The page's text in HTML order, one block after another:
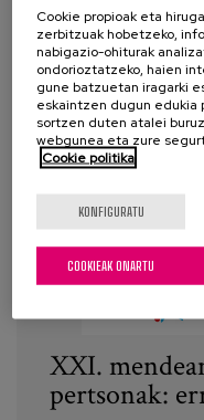
XXI.
pertsonak:
Cookie propioak eta
zerbitzuak hobetzeko,
nabigazio-ohiturak
ondorioztatzeko, haien
gune batzuetan iragarki
eskaintzen dugun
sortzen duten atalei
webgunea eta zure
Cookie politika
KONFIGURATU
COOKIEAK ONARTU